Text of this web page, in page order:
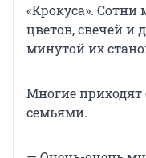
«Крокуса».
цветов, свечей и
минутой их
Многие
семьями.